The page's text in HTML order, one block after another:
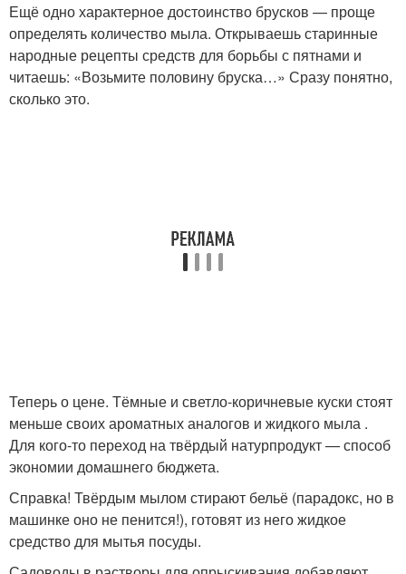
Ещё одно характерное достоинство брусков — проще
определять количество мыла. Открываешь старинные
народные рецепты средств для борьбы с пятнами и
читаешь: «Возьмите половину бруска…» Сразу понятно,
сколько это.
Теперь о цене. Тёмные и светло-коричневые куски стоят
меньше своих ароматных аналогов и жидкого мыла .
Для кого-то переход на твёрдый натурпродукт — способ
экономии домашнего бюджета.
Справка! Твёрдым мылом стирают бельё (парадокс, но в
машинке оно не пенится!), готовят из него жидкое
средство для мытья посуды.